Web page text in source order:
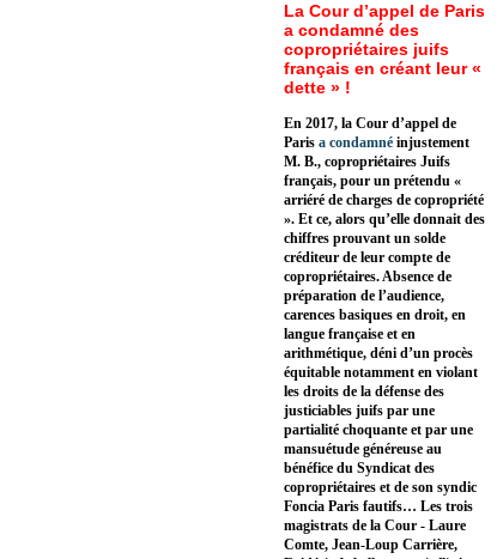
La Cour d’appel de Paris
a condamné des
copropriétaires juifs
français en créant leur «
dette » !
En 2017, la Cour d’appel de
Paris a condamné injustement
M. B., copropriétaires Juifs
français, pour un prétendu «
arriéré de charges de copropriété
». Et ce, alors qu’elle donnait des
chiffres prouvant un solde
créditeur de leur compte de
copropriétaires. Absence de
préparation de l’audience,
carences basiques en droit, en
langue française et en
arithmétique, déni d’un procès
équitable notamment en violant
les droits de la défense des
justiciables juifs par une
partialité choquante et par une
mansuétude généreuse au
bénéfice du Syndicat des
copropriétaires et de son syndic
Foncia Paris fautifs… Les trois
magistrats de la Cour - Laure
Comte, Jean-Loup Carrière,